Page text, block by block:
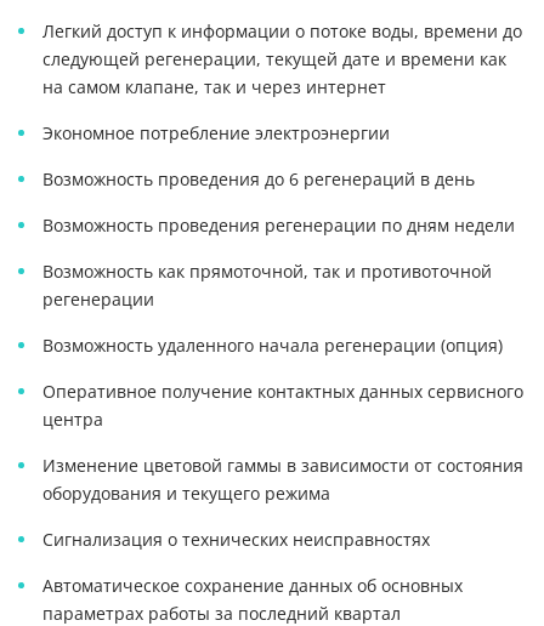
Легкий доступ к информации о потоке воды, времени до
следующей регенерации, текущей дате и времени как
на самом клапане, так и через интернет
Экономное потребление электроэнергии
Возможность проведения до 6 регенераций в день
Возможность проведения регенерации по дням недели
Возможность как прямоточной, так и противоточной
регенерации
Возможность удаленного начала регенерации (опция)
Оперативное получение контактных данных сервисного
центра
Изменение цветовой гаммы в зависимости от состояния
оборудования и текущего режима
Сигнализация о технических неисправностях
Автоматическое сохранение данных об основных
параметрах работы за последний квартал